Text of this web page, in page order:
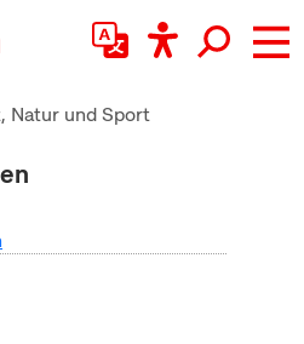
Natur und Sport